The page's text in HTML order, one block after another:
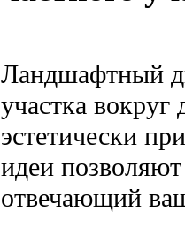
Ландшафтный
участка
эстетически
идеи
отвечающий